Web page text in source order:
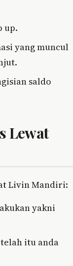
up.
yang muncul
saldo
Lewat
Livin Mandiri:
yakni
itu anda